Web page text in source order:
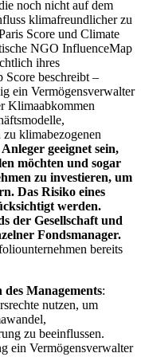
noch nicht auf dem
klimafreundlicher zu
Score und Climate
NGO InfluenceMap
ihres
beschreibt –
ein Vermögensverwalter
Klimaabkommen
klimabezogenen
geeignet sein,
möchten und sogar
zu investieren, um
Das Risiko eines
werden.
der Gesellschaft und
Fondsmanager.
bereits
des Managements:
nutzen, um
zu beeinflussen.
ein Vermögensverwalter